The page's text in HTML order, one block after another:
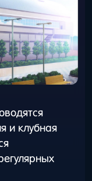
и клубная